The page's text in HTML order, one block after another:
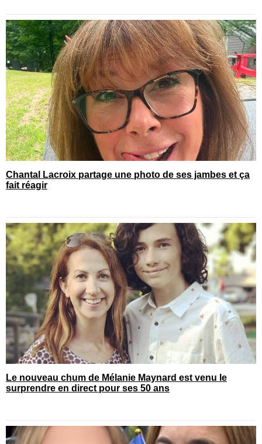
Chantal Lacroix partage une photo de ses jambes et ça
fait réagir
Le nouveau chum de Mélanie Maynard est venu le
surprendre en direct pour ses 50 ans